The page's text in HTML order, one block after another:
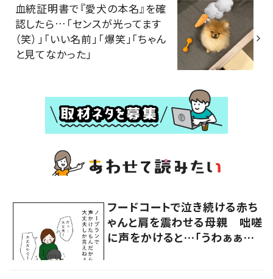
血統証明書で『愛犬の本名』を確
認したら…「センスが光ってます
（笑）」「いい名前」「爆笑」「ちゃん
と見てなかった」
フードコートで泣き続ける赤ち
ゃんと肩を震わせる母親 咄嗟
に声をかけると…「うわぁぁぁ」